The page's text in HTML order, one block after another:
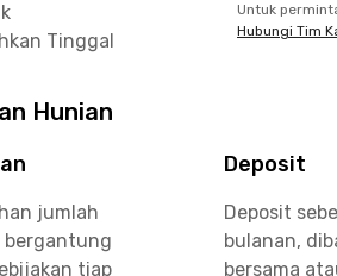
Tinggal
Untuk
Hubungi Tim
Hunian
jumlah
bergantung
tiap
Deposit
Deposit
bulanan,
bersama